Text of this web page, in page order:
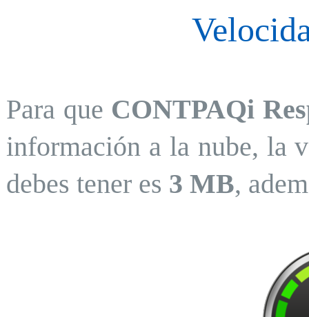
Para que CONTPAQi
información a la nube, la
debes tener es 3 MB,